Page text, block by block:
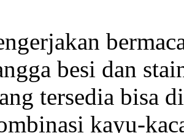
besi dan
tersedia bisa
kayu-